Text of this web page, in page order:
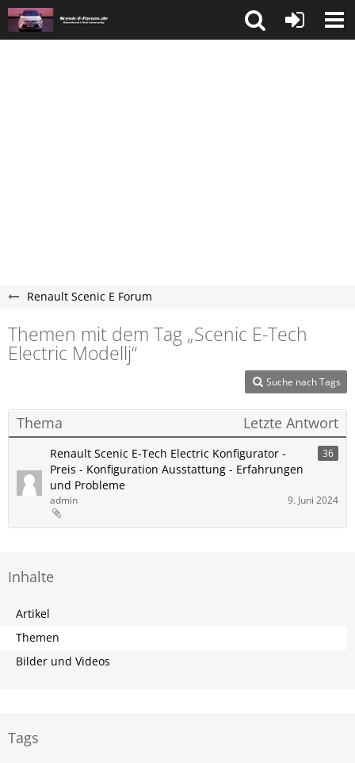
Renault Scenic E Forum
Themen mit dem Tag „Scenic E-Tech
Electric Modellj“
Suche nach Tags
Thema Letzte Antwort
Renault Scenic E-Tech Electric Konfigurator -
Preis - Konfiguration Ausstattung - Erfahrungen
und Probleme
36
admin 9. Juni 2024
Inhalte
Artikel
Themen
Bilder und Videos
Tags